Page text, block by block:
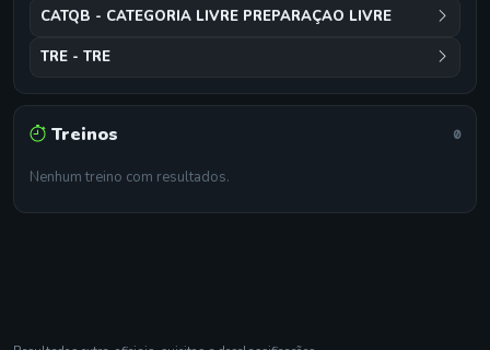
CATQB - CATEGORIA LIVRE PREPARAÇAO LIVRE
TRE - TRE
Treinos 0
Nenhum treino com resultados.